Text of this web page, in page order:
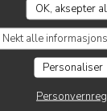
OK, aksepter
Nekt alle
Personaliser
POMPOM